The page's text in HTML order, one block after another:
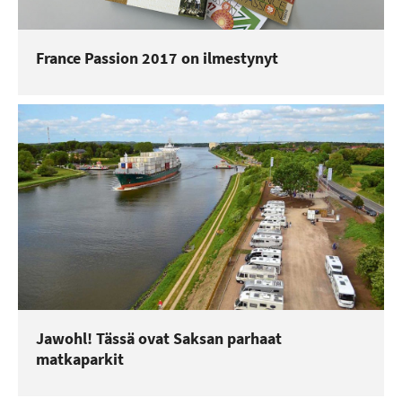
France Passion 2017 on ilmestynyt
Jawohl! Tässä ovat Saksan parhaat
matkaparkit